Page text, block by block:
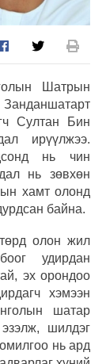
Шатрын
Султан Бин
ирүүлжээ.
нь чин
нь зөвхөн
хамт олонд
байна.
олон жил
удирдан
эх орондоо
хэмээн
шатар
шилдэг
нь ард